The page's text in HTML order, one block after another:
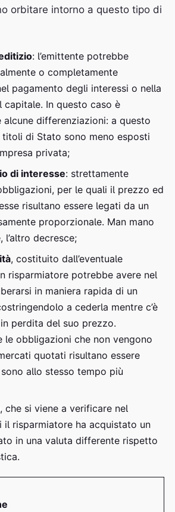
orbitare intorno a questo tipo di
: l’emittente potrebbe
o completamente
pagamento degli interessi o nella
capitale. In questo caso è
differenziazioni: a questo
di Stato sono meno esposti
privata;
di interesse: strettamente
per le quali il prezzo ed
risultano essere legati da un
proporzionale. Man mano
l’altro decresce;
, costituito dall’eventuale
risparmiatore potrebbe avere nel
in maniera rapida di un
a cederla mentre c’è
perdita del suo prezzo.
le obbligazioni che non vengono
quotati risultano essere
allo stesso tempo più
, che si viene a verificare nel
il risparmiatore ha acquistato un
in una valuta differente rispetto